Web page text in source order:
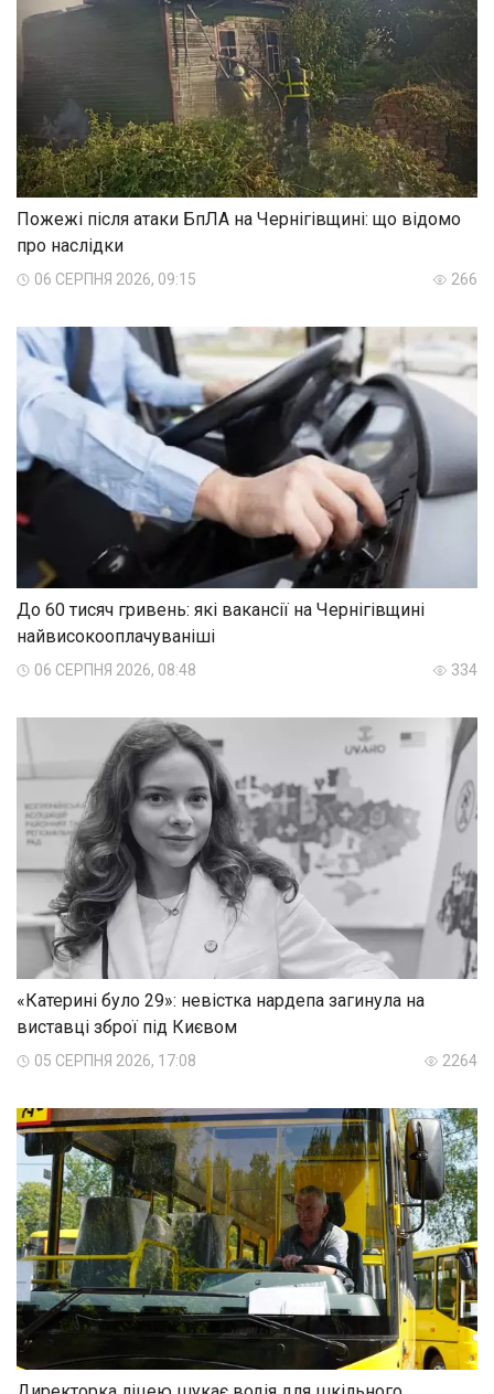
Пожежі після атаки БпЛА на Чернігівщині: що відомо
про наслідки
06 СЕРПНЯ 2026, 09:15 266
До 60 тисяч гривень: які вакансії на Чернігівщині
найвисокооплачуваніші
06 СЕРПНЯ 2026, 08:48 334
«Катерині було 29»: невістка нардепа загинула на
виставці зброї під Києвом
05 СЕРПНЯ 2026, 17:08 2264